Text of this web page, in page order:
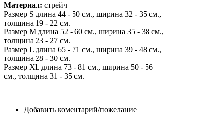
Материал: стрейч
Размер S длина 44 - 50 см., ширина 32 - 35 см.,
толщина 19 - 22 см.
Размер M длина 52 - 60 см., ширина 35 - 38 см.,
толщина 23 - 27 см.
Размер L длина 65 - 71 см., ширина 39 - 48 см.,
толщина 28 - 30 см.
Размер XL длина 73 - 81 см., ширина 50 - 56
см., толщина 31 - 35 см.
Добавить коментарий/пожелание